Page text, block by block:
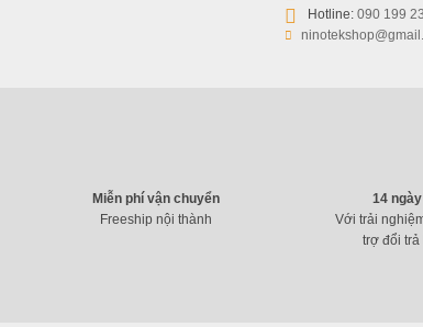
Hotline: 090 199
Miễn phí vận chuyển
Freeship nội thành
14
Với trải
trợ đổi